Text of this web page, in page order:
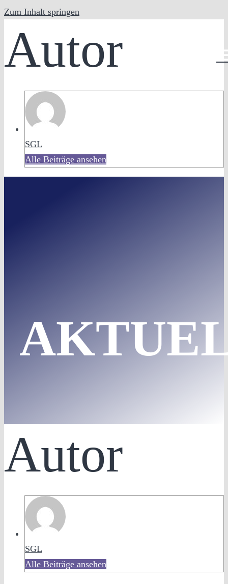
Zum Inhalt springen
Autor
SGL
Alle Beiträge ansehen
Autor
SGL
Alle Beiträge ansehen